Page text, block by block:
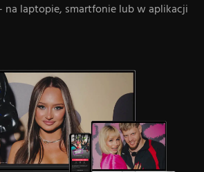
na laptopie, smartfonie lub w aplikacji